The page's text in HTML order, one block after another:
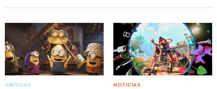
CRÍTICAS NOTICIAS